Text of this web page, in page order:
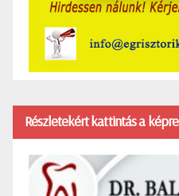
Részletekért kattintás a képre